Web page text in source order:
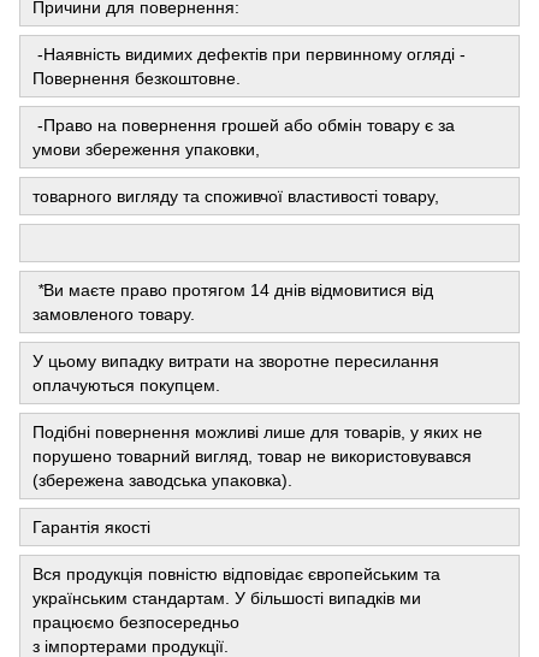
Причини для повернення:
-Наявність видимих ​​дефектів при первинному огляді -
Повернення безкоштовне.
-Право на повернення грошей або обмін товару є за
умови збереження упаковки,
товарного вигляду та споживчої властивості товару,
*Ви маєте право протягом 14 днів відмовитися від
замовленого товару.
У цьому випадку витрати на зворотне пересилання
оплачуються покупцем.
Подібні повернення можливі лише для товарів, у яких не
порушено товарний вигляд, товар не використовувався
(збережена заводська упаковка).
Гарантія якості
Вся продукція повністю відповідає європейським та
українським стандартам. У більшості випадків ми
працюємо безпосередньо
з імпортерами продукції.